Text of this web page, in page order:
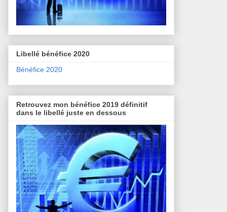
Libellé bénéfice 2020
Bénéfice 2020
Retrouvez mon bénéfice 2019 définitif
dans le libellé juste en dessous